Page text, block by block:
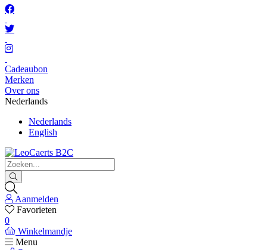
Cadeaubon
Merken
Over ons
Nederlands
Nederlands
English
Aanmelden
Favorieten
0
Winkelmandje
Menu